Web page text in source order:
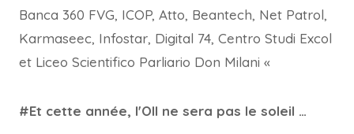
Banca 360 FVG, ICOP, Atto, Beantech, Net Patrol,
Karmaseec, Infostar, Digital 74, Centro Studi Excol
et Liceo Scientifico Parliario Don Milani «
#Et cette année, l'OII ne sera pas le soleil …